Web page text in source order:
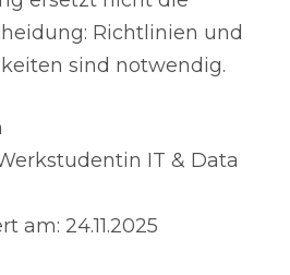
Richtlinien und
sind notwendig.
IT & Data
am: 24.11.2025